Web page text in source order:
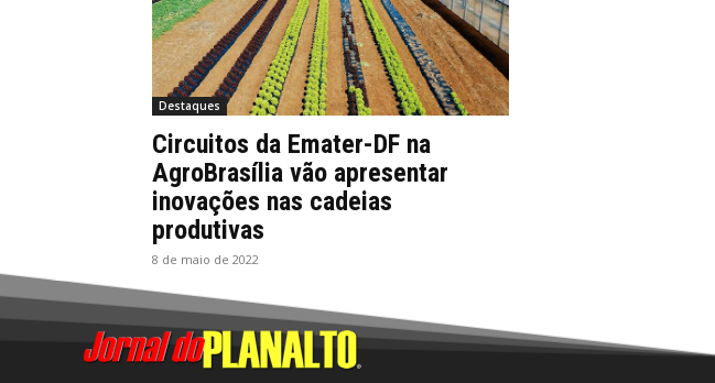
Destaques
Circuitos da Emater-DF na
AgroBrasília vão apresentar
inovações nas cadeias
produtivas
8 de maio de 2022